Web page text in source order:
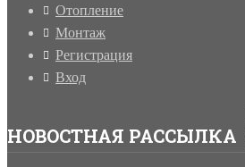
Отопление
Монтаж
Регистрация
Вход
НОВОСТНАЯ РАССЫЛКА